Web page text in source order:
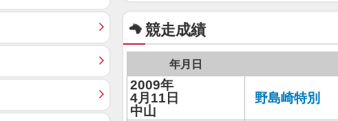
競走成績
年月日
2009年
4月11日
中山
野島崎特別